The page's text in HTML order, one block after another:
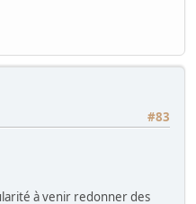
#83
à venir redonner des